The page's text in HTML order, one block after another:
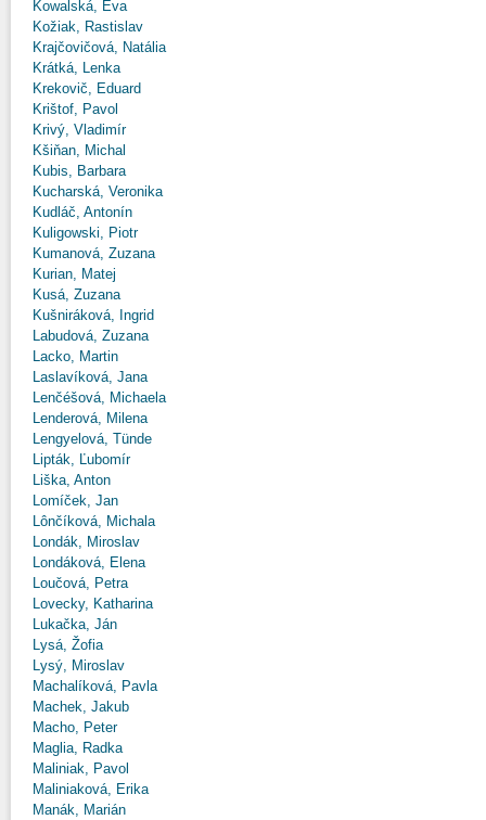
Kowalská, Eva
Kožiak, Rastislav
Krajčovičová, Natália
Krátká, Lenka
Krekovič, Eduard
Krištof, Pavol
Krivý, Vladimír
Kšiňan, Michal
Kubis, Barbara
Kucharská, Veronika
Kudláč, Antonín
Kuligowski, Piotr
Kumanová, Zuzana
Kurian, Matej
Kusá, Zuzana
Kušniráková, Ingrid
Labudová, Zuzana
Lacko, Martin
Laslavíková, Jana
Lenčéšová, Michaela
Lenderová, Milena
Lengyelová, Tünde
Lipták, Ľubomír
Liška, Anton
Lomíček, Jan
Lônčíková, Michala
Londák, Miroslav
Londáková, Elena
Loučová, Petra
Lovecky, Katharina
Lukačka, Ján
Lysá, Žofia
Lysý, Miroslav
Machalíková, Pavla
Machek, Jakub
Macho, Peter
Maglia, Radka
Maliniak, Pavol
Maliniaková, Erika
Manák, Marián